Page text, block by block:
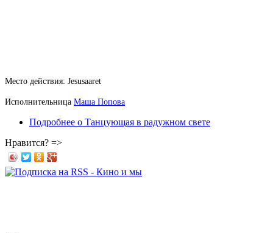
Место действия: Jesusaaret
Исполнительница Маша Попова
Подробнее о Танцующая в радужном свете
Нравится? =>